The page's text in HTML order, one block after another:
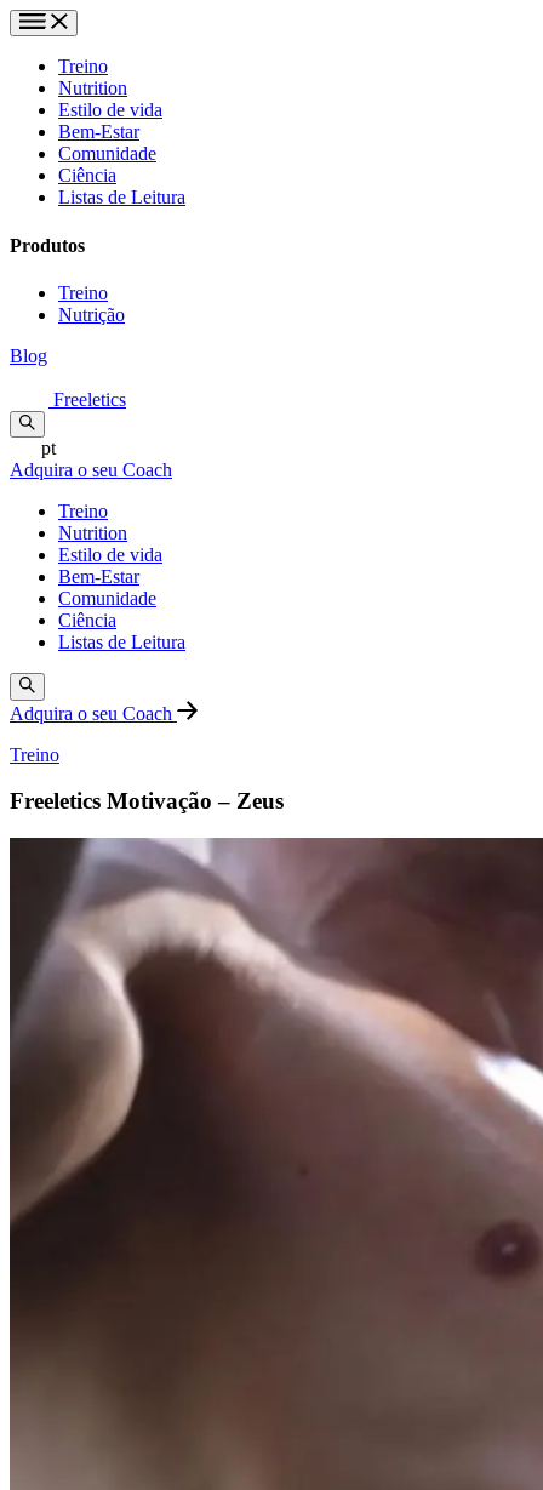
Treino
Nutrition
Estilo de vida
Bem-Estar
Comunidade
Ciência
Listas de Leitura
Produtos
Treino
Nutrição
Blog
Freeletics
pt
Adquira o seu Coach
Treino
Nutrition
Estilo de vida
Bem-Estar
Comunidade
Ciência
Listas de Leitura
Adquira o seu Coach
Treino
Freeletics Motivação – Zeus